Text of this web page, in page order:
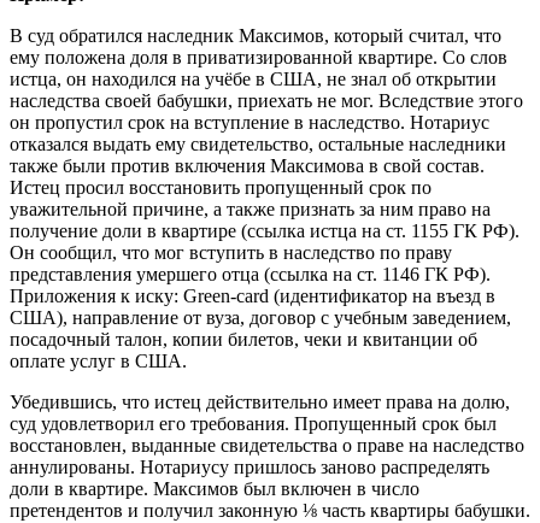
В суд обратился наследник Максимов, который считал, что
ему положена доля в приватизированной квартире. Со слов
истца, он находился на учёбе в США, не знал об открытии
наследства своей бабушки, приехать не мог. Вследствие этого
он пропустил срок на вступление в наследство. Нотариус
отказался выдать ему свидетельство, остальные наследники
также были против включения Максимова в свой состав.
Истец просил восстановить пропущенный срок по
уважительной причине, а также признать за ним право на
получение доли в квартире (ссылка истца на ст. 1155 ГК РФ).
Он сообщил, что мог вступить в наследство по праву
представления умершего отца (ссылка на ст. 1146 ГК РФ).
Приложения к иску: Green-card (идентификатор на въезд в
США), направление от вуза, договор с учебным заведением,
посадочный талон, копии билетов, чеки и квитанции об
оплате услуг в США.
Убедившись, что истец действительно имеет права на долю,
суд удовлетворил его требования. Пропущенный срок был
восстановлен, выданные свидетельства о праве на наследство
аннулированы. Нотариусу пришлось заново распределять
доли в квартире. Максимов был включен в число
претендентов и получил законную ⅛ часть квартиры бабушки.